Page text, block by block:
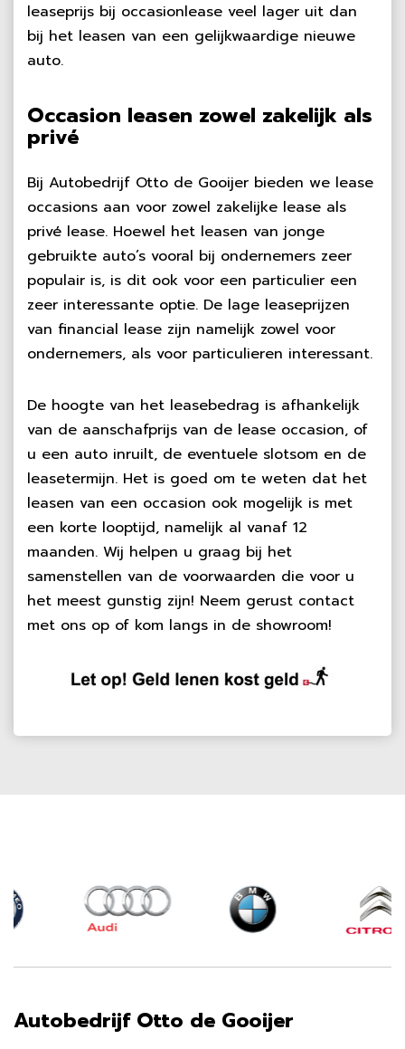
leaseprijs bij occasionlease veel lager uit dan
bij het leasen van een gelijkwaardige nieuwe
auto.
Occasion leasen zowel zakelijk als
privé
Bij Autobedrijf Otto de Gooijer bieden we lease
occasions aan voor zowel zakelijke lease als
privé lease. Hoewel het leasen van jonge
gebruikte auto’s vooral bij ondernemers zeer
populair is, is dit ook voor een particulier een
zeer interessante optie. De lage leaseprijzen
van financial lease zijn namelijk zowel voor
ondernemers, als voor particulieren interessant.
De hoogte van het leasebedrag is afhankelijk
van de aanschafprijs van de lease occasion, of
u een auto inruilt, de eventuele slotsom en de
leasetermijn. Het is goed om te weten dat het
leasen van een occasion ook mogelijk is met
een korte looptijd, namelijk al vanaf 12
maanden. Wij helpen u graag bij het
samenstellen van de voorwaarden die voor u
het meest gunstig zijn! Neem gerust contact
met ons op of kom langs in de showroom!
Autobedrijf Otto de Gooijer